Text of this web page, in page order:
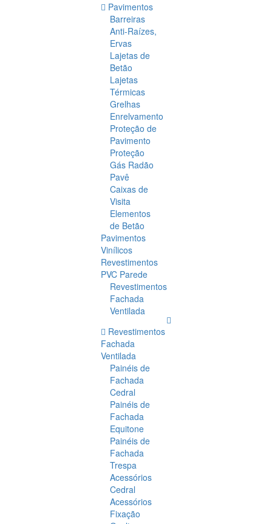
Pavimentos
Barreiras
Anti-Raízes,
Ervas
Lajetas de
Betão
Lajetas
Térmicas
Grelhas
Enrelvamento
Proteção de
Pavimento
Proteção
Gás Radão
Pavê
Caixas de
Visita
Elementos
de Betão
Pavimentos
Vinílicos
Revestimentos
PVC Parede
Revestimentos
Fachada
Ventilada
Revestimentos
Fachada
Ventilada
Painéis de
Fachada
Cedral
Painéis de
Fachada
Equitone
Painéis de
Fachada
Trespa
Acessórios
Cedral
Acessórios
Fixação